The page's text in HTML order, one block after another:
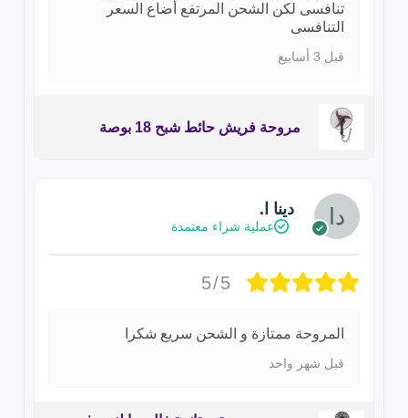
تنافسى لكن الشحن المرتفع أضاع السعر
التنافسى
قبل 3 أسابيع
مروحة فريش حائط شبح 18 بوصة
دينا ا.
عملية شراء معتمدة
5/5
المروحة ممتازة و الشحن سريع شكرا
قبل شهر واحد